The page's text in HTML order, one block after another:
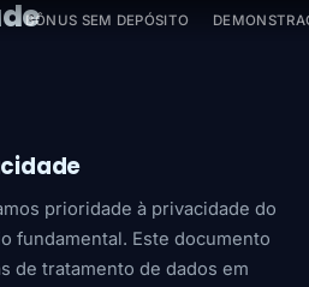
BÔNUS SEM DEPÓSITO
prioridade à privacidade do
fundamental. Este documento
de tratamento de dados em